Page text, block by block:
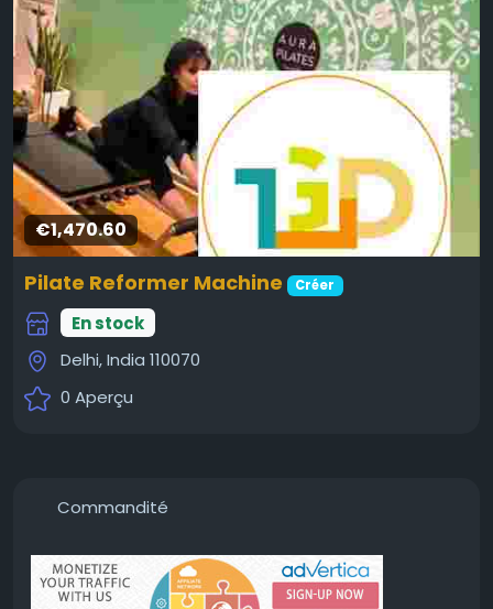
€1,470.60
Pilate Reformer Machine Créer
En stock
Delhi, India 110070
0 Aperçu
Commandité